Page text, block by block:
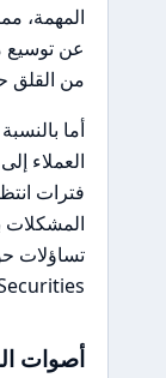
المهمة،
عن توسيع
من القلق
أما
العملاء
فترات
المشكلات
أصوات